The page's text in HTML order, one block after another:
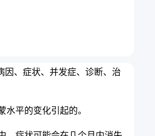
因、症状、并发症、诊断、治
平的变化引起的。